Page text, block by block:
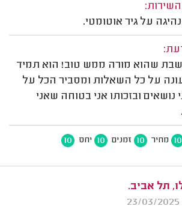
על גיר אוטומטי.
שהוא מורה ממש טוב! הוא תמיד
על כל השאלות ומסביר הכל על
נושאים ובזכותו אני בטוחה שאני
10 מחיר 10 זמנים 10 יחס 10
תל אביב.